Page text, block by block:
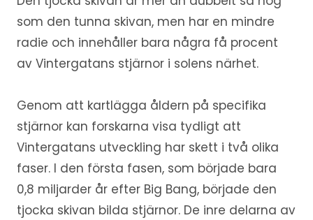
som den tunna skivan, men har en mindre
radie och innehåller bara några få procent
av Vintergatans stjärnor i solens närhet.
Genom att kartlägga åldern på specifika
stjärnor kan forskarna visa tydligt att
Vintergatans utveckling har skett i två olika
faser. I den första fasen, som började bara
0,8 miljarder år efter Big Bang, började den
tjocka skivan bilda stjärnor. De inre delarna av